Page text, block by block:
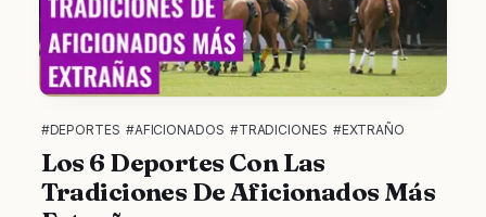
#DEPORTES #AFICIONADOS #TRADICIONES #EXTRAÑO
Los 6 Deportes Con Las
Tradiciones De Aficionados Más